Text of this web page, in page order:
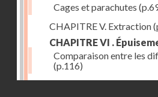
Cages et parachutes
CHAPITRE V. Extraction
CHAPITRE VI .
Comparaison entre les
(p.116)